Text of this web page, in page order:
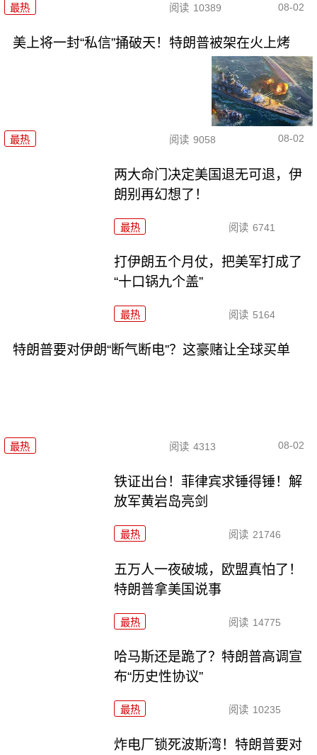
最热 阅读 10389 08-02
美上将一封“私信”捅破天！特朗普被架在火上烤
最热 阅读 9058 08-02
两大命门决定美国退无可退，伊
朗别再幻想了！
最热 阅读 6741
打伊朗五个月仗，把美军打成了
“十口锅九个盖”
最热 阅读 5164
特朗普要对伊朗“断气断电”？这豪赌让全球买单
最热 阅读 4313 08-02
铁证出台！菲律宾求锤得锤！解
放军黄岩岛亮剑
最热 阅读 21746
五万人一夜破城，欧盟真怕了！
特朗普拿美国说事
最热 阅读 14775
哈马斯还是跪了？特朗普高调宣
布“历史性协议”
最热 阅读 10235
炸电厂锁死波斯湾！特朗普要对